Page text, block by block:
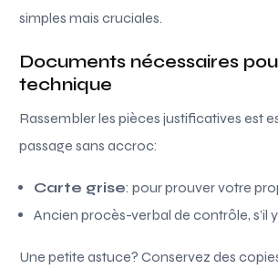
simples mais cruciales.
Documents nécessaires
technique
Rassembler les pièces justificatives est
passage sans accroc:
Carte grise: pour prouver votre
Ancien procès-verbal de contrôle, s’il
Une petite astuce? Conservez des